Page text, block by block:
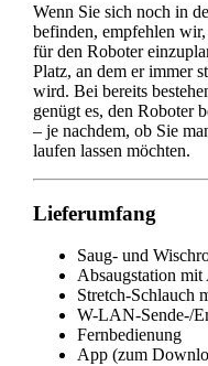
Wenn Sie sich noch in
befinden, empfehlen
für den Roboter
Platz, an dem er immer
wird. Bei bereits
genügt es, den Roboter
– je nachdem, ob Sie
laufen lassen möchten.
Lieferumfang
Saug- und
Absaugstation mit
Stretch-Schlauch
W-LAN-Sende-/
Fernbedienung
App (zum